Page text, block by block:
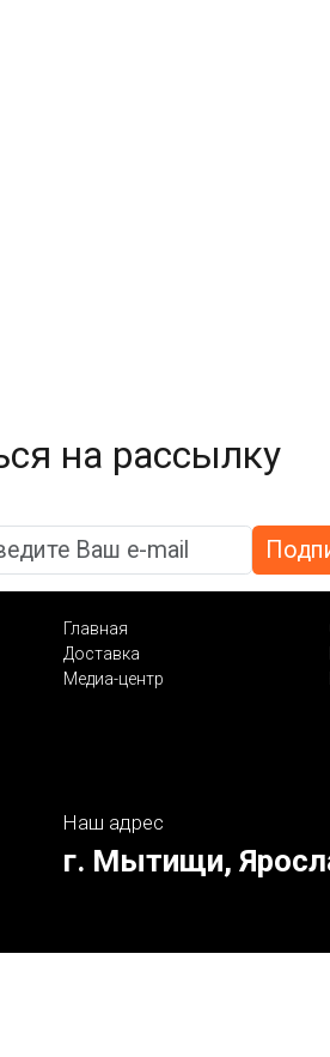
на рассылку
Главная
Доставка
Медиа-центр
Наш адрес
г. Мытищи,